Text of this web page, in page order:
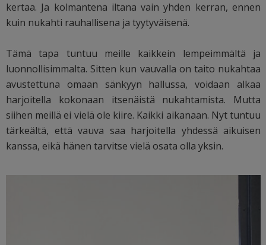
kertaa. Ja kolmantena iltana vain yhden kerran, ennen
kuin nukahti rauhallisena ja tyytyväisenä.
Tämä tapa tuntuu meille kaikkein lempeimmältä ja
luonnollisimmalta. Sitten kun vauvalla on taito nukahtaa
avustettuna omaan sänkyyn hallussa, voidaan alkaa
harjoitella kokonaan itsenäistä nukahtamista. Mutta
siihen meillä ei vielä ole kiire. Kaikki aikanaan. Nyt tuntuu
tärkeältä, että vauva saa harjoitella yhdessä aikuisen
kanssa, eikä hänen tarvitse vielä osata olla yksin.